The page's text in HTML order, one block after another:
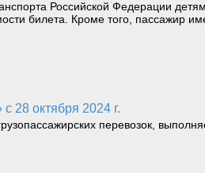
Российской Федерации
билета. Кроме того, пассажир
28 октября 2024 г.
перевозок,